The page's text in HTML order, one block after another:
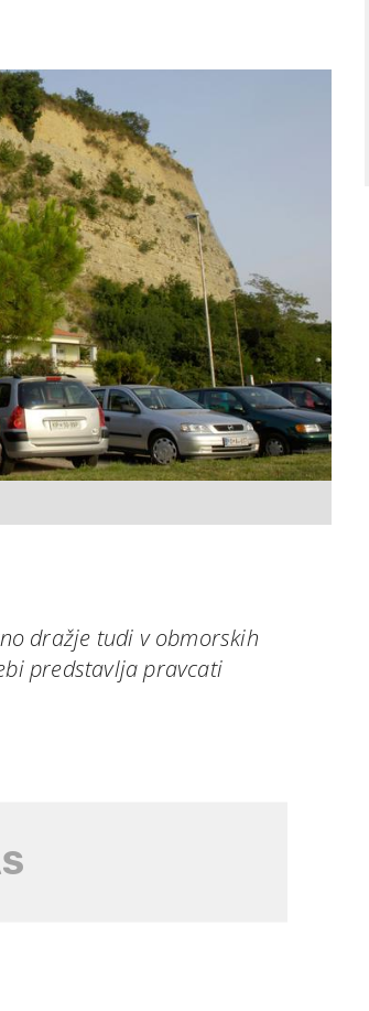
dražje tudi v obmorskih
predstavlja pravcati